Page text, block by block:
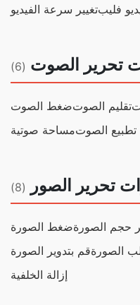
تغيير سرعة الفيديوفليب
تحرير الصوت (6)
ضغط الصوتتقليم الصوت
مساحة صوتيةتطبيع الصوت
تحرير الصور (8)
ضغط الصورةحجم الصورة
قم بتدوير الصورةالصورة
إزالة الخلفية